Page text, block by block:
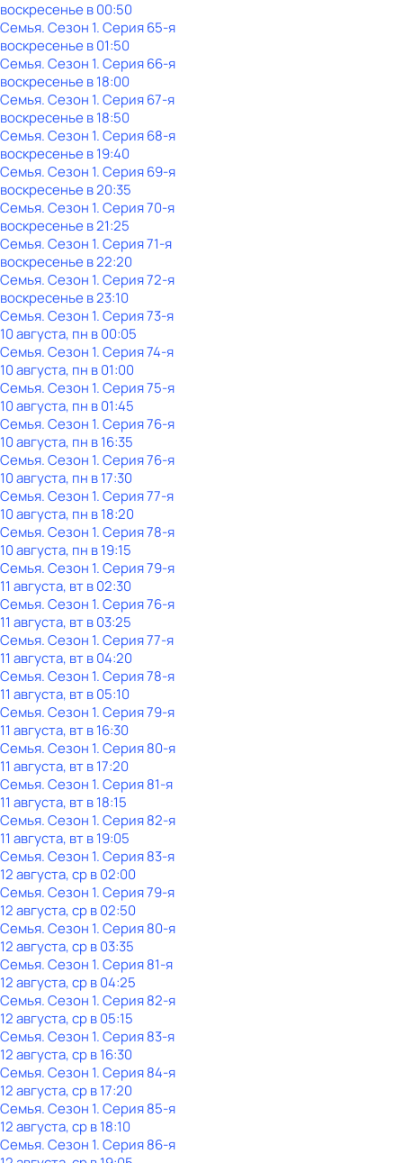
воскресенье в00:50
Семья. Сезон 1. Серия 65-я
воскресенье в01:50
Семья. Сезон 1. Серия 66-я
воскресенье в18:00
Семья. Сезон 1. Серия 67-я
воскресенье в18:50
Семья. Сезон 1. Серия 68-я
воскресенье в19:40
Семья. Сезон 1. Серия 69-я
воскресенье в20:35
Семья. Сезон 1. Серия 70-я
воскресенье в21:25
Семья. Сезон 1. Серия 71-я
воскресенье в22:20
Семья. Сезон 1. Серия 72-я
воскресенье в23:10
Семья. Сезон 1. Серия 73-я
10 августа, пн в 00:05
Семья. Сезон 1. Серия 74-я
10 августа, пн в 01:00
Семья. Сезон 1. Серия 75-я
10 августа, пн в 01:45
Семья. Сезон 1. Серия 76-я
10 августа, пн в 16:35
Семья. Сезон 1. Серия 76-я
10 августа, пн в 17:30
Семья. Сезон 1. Серия 77-я
10 августа, пн в 18:20
Семья. Сезон 1. Серия 78-я
10 августа, пн в 19:15
Семья. Сезон 1. Серия 79-я
11 августа, вт в 02:30
Семья. Сезон 1. Серия 76-я
11 августа, вт в 03:25
Семья. Сезон 1. Серия 77-я
11 августа, вт в 04:20
Семья. Сезон 1. Серия 78-я
11 августа, вт в 05:10
Семья. Сезон 1. Серия 79-я
11 августа, вт в 16:30
Семья. Сезон 1. Серия 80-я
11 августа, вт в 17:20
Семья. Сезон 1. Серия 81-я
11 августа, вт в 18:15
Семья. Сезон 1. Серия 82-я
11 августа, вт в 19:05
Семья. Сезон 1. Серия 83-я
12 августа, ср в 02:00
Семья. Сезон 1. Серия 79-я
12 августа, ср в 02:50
Семья. Сезон 1. Серия 80-я
12 августа, ср в 03:35
Семья. Сезон 1. Серия 81-я
12 августа, ср в 04:25
Семья. Сезон 1. Серия 82-я
12 августа, ср в 05:15
Семья. Сезон 1. Серия 83-я
12 августа, ср в 16:30
Семья. Сезон 1. Серия 84-я
12 августа, ср в 17:20
Семья. Сезон 1. Серия 85-я
12 августа, ср в 18:10
Семья. Сезон 1. Серия 86-я